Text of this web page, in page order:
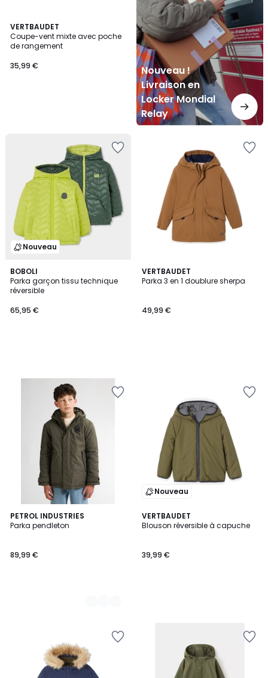
VERTBAUDET
Coupe-vent mixte avec poche
de rangement
35,99 €
Nouveau !
Livraison en
Locker Mondial
Relay
Nouveau
BOBOLI
Parka garçon tissu technique
réversible
65,95 €
VERTBAUDET
Parka 3 en 1 doublure sherpa
49,99 €
PETROL INDUSTRIES
Parka pendleton
89,99 €
2
Couleurs
Nouveau
VERTBAUDET
Blouson réversible à capuche
39,99 €